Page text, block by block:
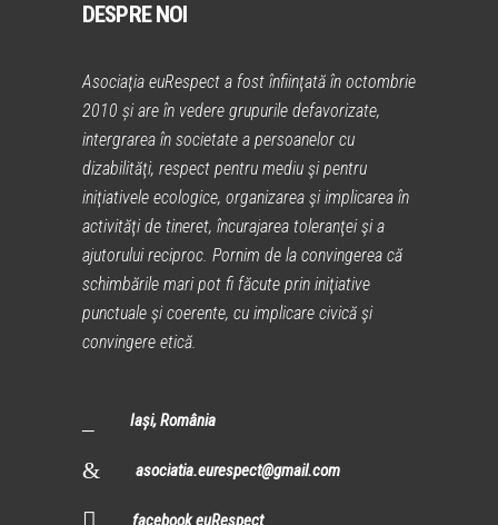
DESPRE NOI
Asociaţia euRespect a fost înfiinţată în octombrie
2010 și are în vedere grupurile defavorizate,
intergrarea în societate a persoanelor cu
dizabilităţi, respect pentru mediu şi pentru
iniţiativele ecologice, organizarea şi implicarea în
activităţi de tineret, încurajarea toleranţei şi a
ajutorului reciproc. Pornim de la convingerea că
schimbările mari pot fi făcute prin iniţiative
punctuale şi coerente, cu implicare civică şi
convingere etică.
Iași, România
asociatia.eurespect@gmail.com